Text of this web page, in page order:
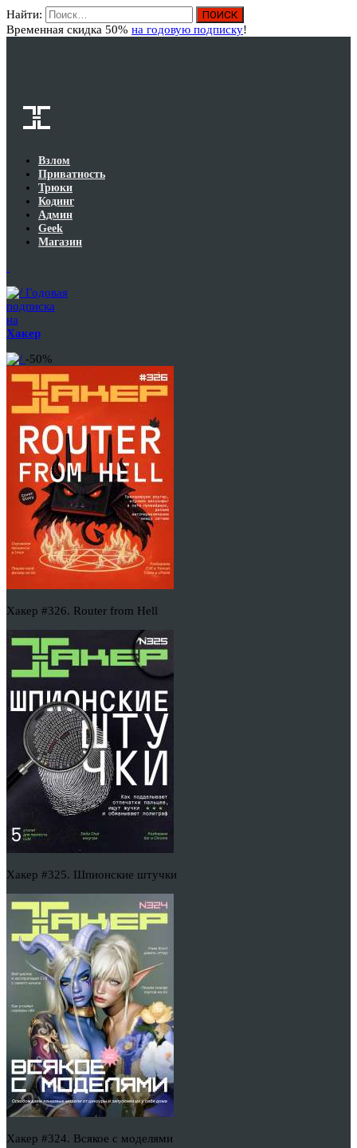
Найти:
Временная скидка 50% на годовую подписку!
Взлом
Приватность
Трюки
Кодинг
Админ
Geek
Магазин
Годовая
подписка
на
Хакер
-50%
Хакер #326. Router from Hell
Хакер #325. Шпионские штучки
Хакер #324. Всякое с моделями